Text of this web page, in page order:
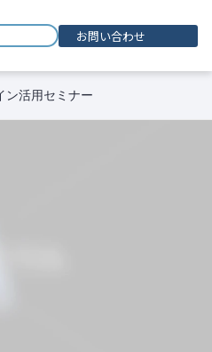
求 お問い合わせ
ン活用セミナー